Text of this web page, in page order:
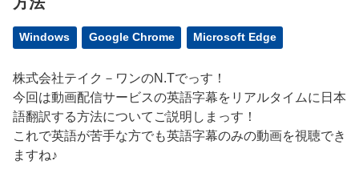
Windows Google Chrome Microsoft Edge
株式会社テイク－ワンのN.Tでっす！
今回は動画配信サービスの英語字幕をリアルタイムに日本
語翻訳する方法についてご説明しまっす！
これで英語が苦手な方でも英語字幕のみの動画を視聴でき
ますね♪